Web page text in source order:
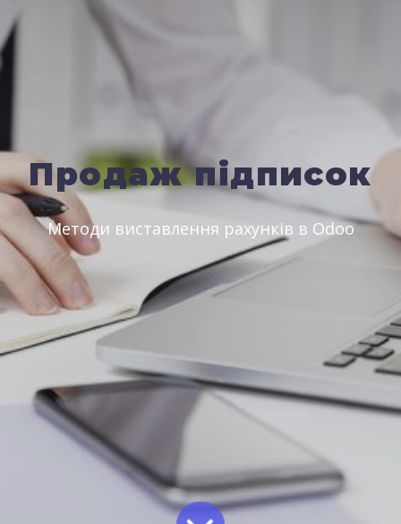
Продаж підписок
Методи виставлення рахунків в Odoo